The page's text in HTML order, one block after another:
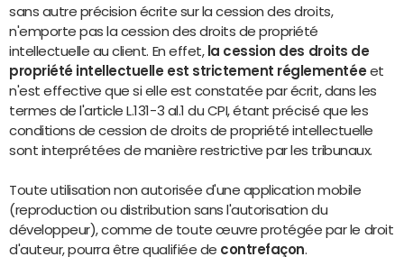
sans autre précision écrite sur la cession des droits,
n'emporte pas la cession des droits de propriété
intellectuelle au client. En effet,la cession des droits de
propriété intellectuelle est strictement réglementée et
n'est effective que si elle est constatée par écrit, dans les
termes de l'article L.131-3 al.1 du CPI, étant précisé que les
conditions de cession de droits de propriété intellectuelle
sont interprétées de manière restrictive par les tribunaux.
Toute utilisation non autorisée d'une application mobile
(reproduction ou distribution sans l'autorisation du
développeur), comme de toute œuvre protégée par le droit
d'auteur, pourra être qualifiée de contrefaçon.